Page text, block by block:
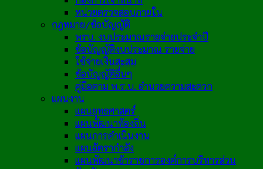
หน่วยตรวจสอบภายใน
กฎหมาย/ข้อบัญญัติ
พรบ. งบประมาณรายจ่ายประจำปี
ข้อบัญญัติงบประมาณ รายจ่าย
ใช้จ่ายเงินสะสม
ข้อบัญญัติอื่นๆ
คู่มือตาม พ.ร.บ. อำนวยความสะดวก
แผนงาน
แผนยุทธศาสตร์
แผนพัฒนาท้องถิ่น
แผนการดำเนินงาน
แผนอัตรากำลัง
แผนพัฒนาข้าราชการองค์การบริหารส่วน